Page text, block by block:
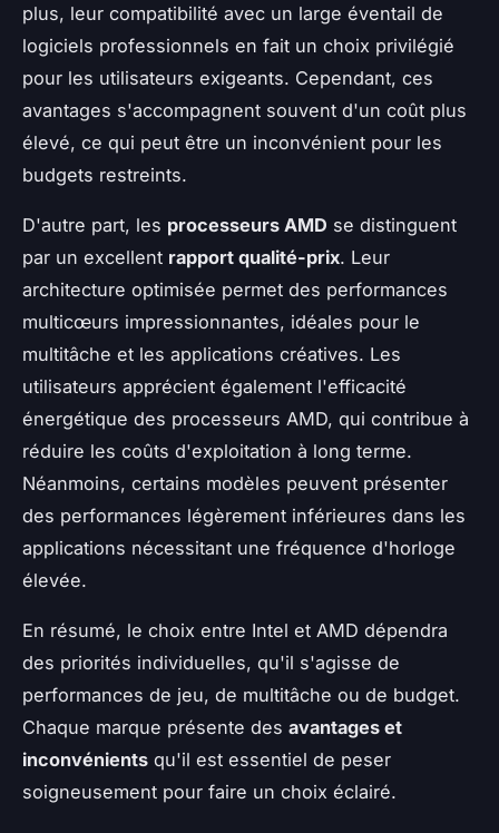
plus, leur compatibilité avec un large éventail de
logiciels professionnels en fait un choix privilégié
pour les utilisateurs exigeants. Cependant, ces
avantages s'accompagnent souvent d'un coût plus
élevé, ce qui peut être un inconvénient pour les
budgets restreints.
D'autre part, les processeurs AMD se distinguent
par un excellent rapport qualité-prix. Leur
architecture optimisée permet des performances
multicœurs impressionnantes, idéales pour le
multitâche et les applications créatives. Les
utilisateurs apprécient également l'efficacité
énergétique des processeurs AMD, qui contribue à
réduire les coûts d'exploitation à long terme.
Néanmoins, certains modèles peuvent présenter
des performances légèrement inférieures dans les
applications nécessitant une fréquence d'horloge
élevée.
En résumé, le choix entre Intel et AMD dépendra
des priorités individuelles, qu'il s'agisse de
performances de jeu, de multitâche ou de budget.
Chaque marque présente des avantages et
inconvénients qu'il est essentiel de peser
soigneusement pour faire un choix éclairé.